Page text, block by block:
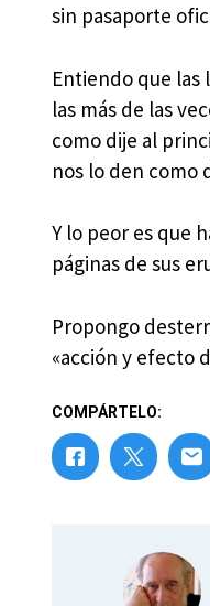
sin pasaporte
Entiendo que las
las más de las
como dije al
nos lo den como
Y lo peor es que
páginas de sus
Propongo
«acción y efecto
COMPÁRTELO: